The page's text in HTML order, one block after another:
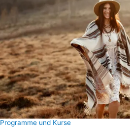
Programme und Kurse